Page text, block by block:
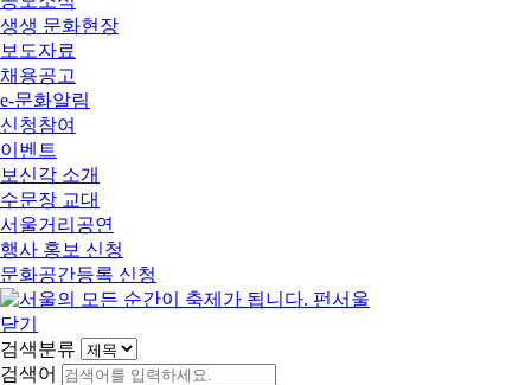
생생 문화현장
보도자료
채용공고
e-문화알림
신청참여
이벤트
보신각 소개
수문장 교대
서울거리공연
행사 홍보 신청
문화공간등록 신청
닫기
검색분류
검색어